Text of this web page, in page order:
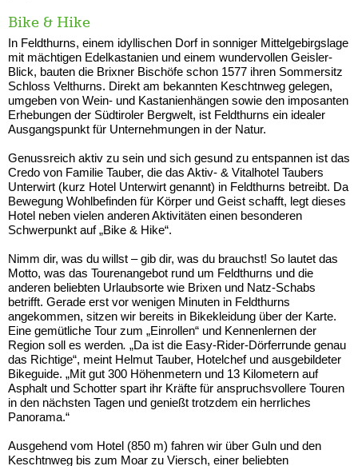
Bike & Hike
In Feldthurns, einem idyllischen Dorf in sonniger Mittelgebirgslage
mit mächtigen Edelkastanien und einem wundervollen Geisler-
Blick, bauten die Brixner Bischöfe schon 1577 ihren Sommersitz
Schloss Velthurns. Direkt am bekannten Keschtnweg gelegen,
umgeben von Wein- und Kastanienhängen sowie den imposanten
Erhebungen der Südtiroler Bergwelt, ist Feldthurns ein idealer
Ausgangspunkt für Unternehmungen in der Natur.
Genussreich aktiv zu sein und sich gesund zu entspannen ist das
Credo von Familie Tauber, die das Aktiv- & Vitalhotel Taubers
Unterwirt (kurz Hotel Unterwirt genannt) in Feldthurns betreibt. Da
Bewegung Wohlbefinden für Körper und Geist schafft, legt dieses
Hotel neben vielen anderen Aktivitäten einen besonderen
Schwerpunkt auf „Bike & Hike“.
Nimm dir, was du willst – gib dir, was du brauchst! So lautet das
Motto, was das Tourenangebot rund um Feldthurns und die
anderen beliebten Urlaubsorte wie Brixen und Natz-Schabs
betrifft. Gerade erst vor wenigen Minuten in Feldthurns
angekommen, sitzen wir bereits in Bikekleidung über der Karte.
Eine gemütliche Tour zum „Einrollen“ und Kennenlernen der
Region soll es werden. „Da ist die Easy-Rider-Dörferrunde genau
das Richtige“, meint Helmut Tauber, Hotelchef und ausgebildeter
Bikeguide. „Mit gut 300 Höhenmetern und 13 Kilometern auf
Asphalt und Schotter spart ihr Kräfte für anspruchsvollere Touren
in den nächsten Tagen und genießt trotzdem ein herrliches
Panorama.“
Ausgehend vom Hotel (850 m) fahren wir über Guln und den
Keschtnweg bis zum Moar zu Viersch, einer beliebten